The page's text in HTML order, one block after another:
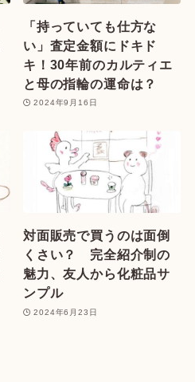
「持っていても仕方な
い」査定金額にドキド
キ！30年前のカルティエ
と母の指輪の運命は？
2024年9月16日
対面販売で買うのは面倒
くさい？ 完全紹介制の
魅力、友人から化粧品サ
ンプル
2024年6月23日